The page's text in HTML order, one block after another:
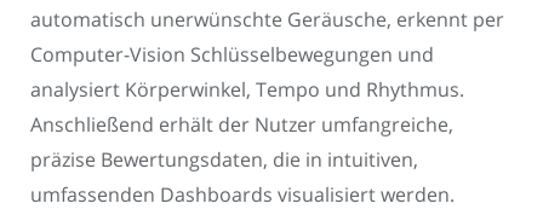
automatisch unerwünschte Geräusche, erkennt per
Computer-Vision Schlüsselbewegungen und
analysiert Körperwinkel, Tempo und Rhythmus.
Anschließend erhält der Nutzer umfangreiche,
präzise Bewertungsdaten, die in intuitiven,
umfassenden Dashboards visualisiert werden.